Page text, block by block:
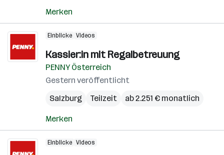
Merken
Einblicke Videos
Kassier:in mit Regalbetreuung
PENNY Österreich
Gestern veröffentlicht
Salzburg
Teilzeit ab 2.251 € monatlich
Merken
Einblicke Videos